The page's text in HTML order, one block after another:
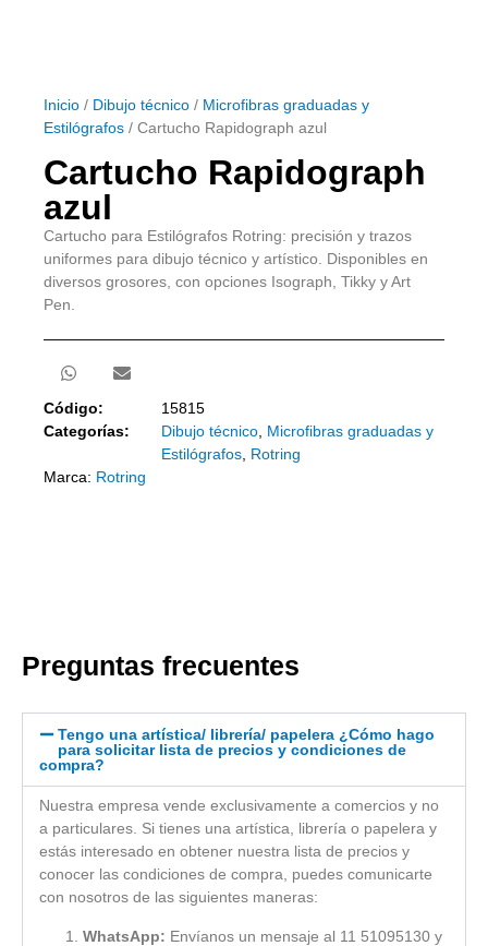
Inicio / Dibujo técnico / Microfibras graduadas y
Estilógrafos / Cartucho Rapidograph azul
Cartucho Rapidograph
azul
Cartucho para Estilógrafos Rotring: precisión y trazos
uniformes para dibujo técnico y artístico. Disponibles en
diversos grosores, con opciones Isograph, Tikky y Art
Pen.
Código:
15815
Categorías:
Dibujo técnico, Microfibras graduadas y
Estilógrafos, Rotring
Marca: Rotring
Preguntas frecuentes
Tengo una artística/ librería/ papelera ¿Cómo hago
para solicitar lista de precios y condiciones de
compra?
Nuestra empresa vende exclusivamente a comercios y no
a particulares. Si tienes una artística, librería o papelera y
estás interesado en obtener nuestra lista de precios y
conocer las condiciones de compra, puedes comunicarte
con nosotros de las siguientes maneras:
WhatsApp: Envíanos un mensaje al 11 51095130 y